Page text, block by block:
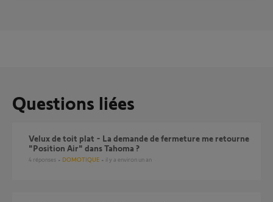
Questions liées
Velux de toit plat - La demande de fermeture me retourne
"Position Air" dans Tahoma ?
4 réponses DOMOTIQUE il y a environ un an